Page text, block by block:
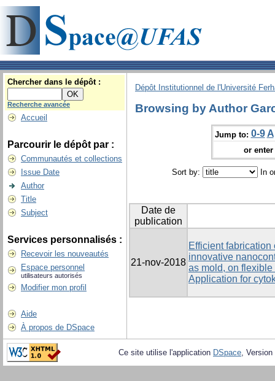
Chercher dans le dépôt :
Recherche avancée
Accueil
Parcourir le dépôt par :
Communautés et collections
Issue Date
Author
Title
Subject
Services personnalisés :
Recevoir les nouveautés
Espace personnel
utilisateurs autorisés
Modifier mon profil
Aide
À propos de DSpace
Dépôt Institutionnel de l'Université
Browsing by Author
Jump to: 0-9 A
or
Sort by: In
Date de
publication
21-nov-2018
Efficient
innovative
as mold, on
Application for
Ce site utilise l'application DSpace,